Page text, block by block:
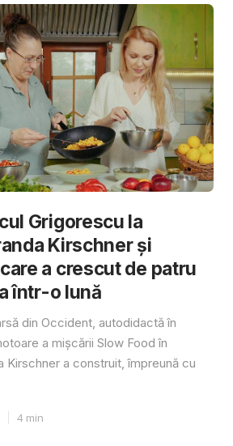
Grigorescu la
Kirschner și
a crescut de patru
într-o lună
din Occident, autodidactă în
a mișcării Slow Food în
Kirschner a construit, împreună cu
4 min